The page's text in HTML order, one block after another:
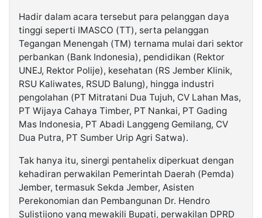
Hadir dalam acara tersebut para pelanggan daya
tinggi seperti IMASCO (TT), serta pelanggan
Tegangan Menengah (TM) ternama mulai dari sektor
perbankan (Bank Indonesia), pendidikan (Rektor
UNEJ, Rektor Polije), kesehatan (RS Jember Klinik,
RSU Kaliwates, RSUD Balung), hingga industri
pengolahan (PT Mitratani Dua Tujuh, CV Lahan Mas,
PT Wijaya Cahaya Timber, PT Nankai, PT Gading
Mas Indonesia, PT Abadi Langgeng Gemilang, CV
Dua Putra, PT Sumber Urip Agri Satwa).
Tak hanya itu, sinergi pentahelix diperkuat dengan
kehadiran perwakilan Pemerintah Daerah (Pemda)
Jember, termasuk Sekda Jember, Asisten
Perekonomian dan Pembangunan Dr. Hendro
Sulistijono yang mewakili Bupati, perwakilan DPRD